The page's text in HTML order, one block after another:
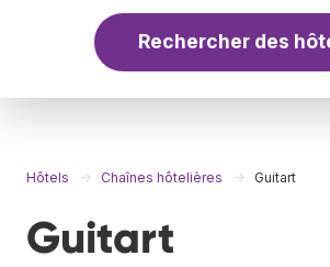
Rechercher des
Hôtels Chaînes hôtelières Guitart
Guitart